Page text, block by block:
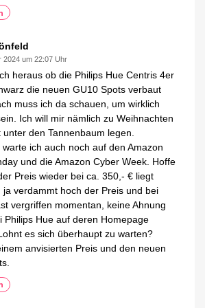
2024 um 22:07 Uhr
heraus ob die Philips Hue Centris 4er
die neuen GU10 Spots verbaut
muss ich da schauen, um wirklich
Ich will mir nämlich zu Weihnachten
unter den Tannenbaum legen.
warte ich auch noch auf den Amazon
und die Amazon Cyber Week. Hoffe
Preis wieder bei ca. 350,- € liegt
ja verdammt hoch der Preis und bei
vergriffen momentan, keine Ahnung
Philips Hue auf deren Homepage
es sich überhaupt zu warten?
anvisierten Preis und den neuen